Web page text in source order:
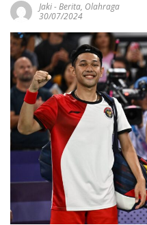
Jaki-Berita, Olahraga
30/07/2024